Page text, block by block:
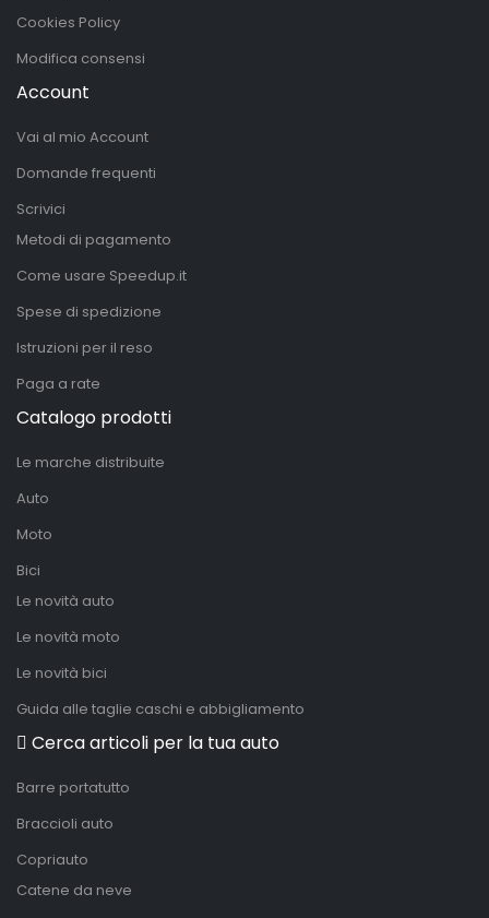
Cookies Policy
Modifica consensi
Account
Vai al mio Account
Domande frequenti
Scrivici
Metodi di pagamento
Come usare Speedup.it
Spese di spedizione
Istruzioni per il reso
Paga a rate
Catalogo prodotti
Le marche distribuite
Auto
Moto
Bici
Le novità auto
Le novità moto
Le novità bici
Guida alle taglie caschi e abbigliamento
Cerca articoli per la tua auto
Barre portatutto
Braccioli auto
Copriauto
Catene da neve